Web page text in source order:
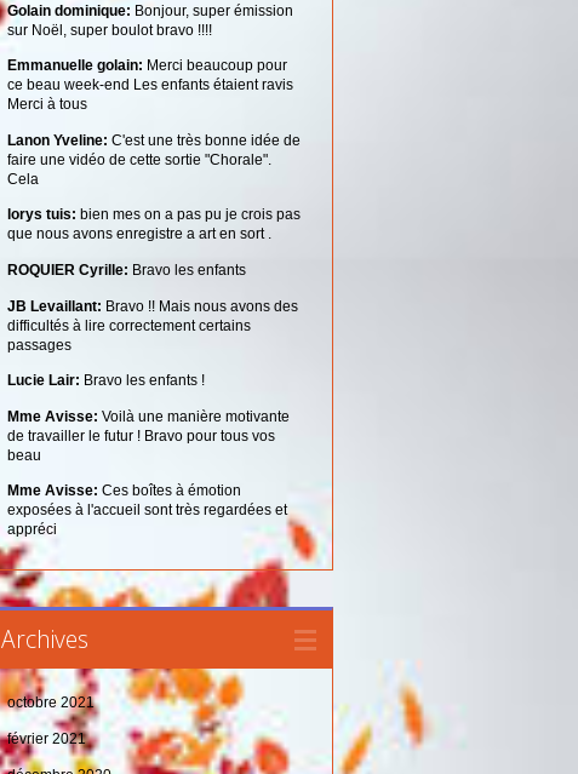
Golain dominique: Bonjour, super émission
sur Noël, super boulot bravo !!!!
Emmanuelle golain: Merci beaucoup pour
ce beau week-end Les enfants étaient ravis
Merci à tous
Lanon Yveline: C'est une très bonne idée de
faire une vidéo de cette sortie "Chorale".
Cela
lorys tuis: bien mes on a pas pu je crois pas
que nous avons enregistre a art en sort .
ROQUIER Cyrille: Bravo les enfants
JB Levaillant: Bravo !! Mais nous avons des
difficultés à lire correctement certains
passages
Lucie Lair: Bravo les enfants !
Mme Avisse: Voilà une manière motivante
de travailler le futur ! Bravo pour tous vos
beau
Mme Avisse: Ces boîtes à émotion
exposées à l'accueil sont très regardées et
appréci
Archives
octobre 2021
février 2021